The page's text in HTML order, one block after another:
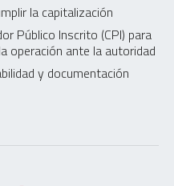
la capitalización
Público Inscrito (CPI) para
operación ante la autoridad
y documentación